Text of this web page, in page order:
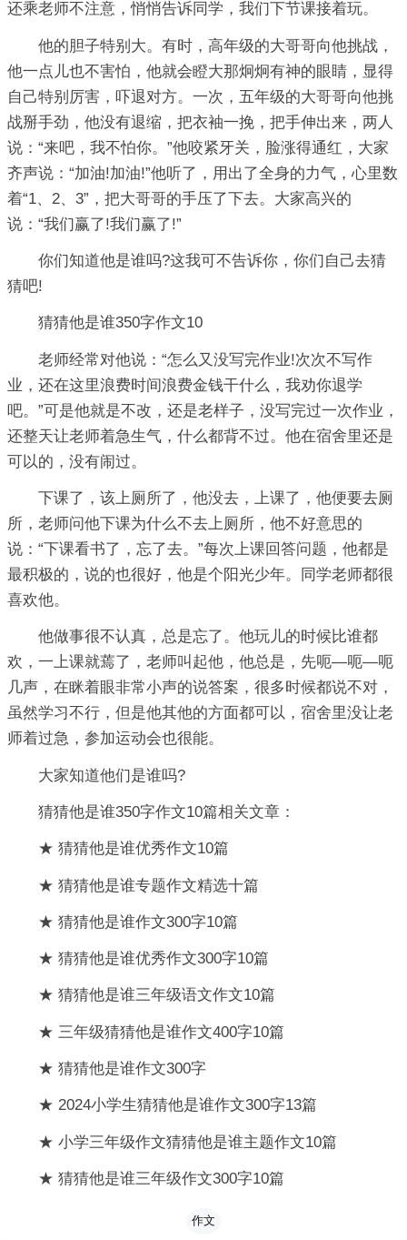
还乘老师不注意，悄悄告诉同学，我们下节课接着玩。
他的胆子特别大。有时，高年级的大哥哥向他挑战，
他一点儿也不害怕，他就会瞪大那炯炯有神的眼睛，显得
自己特别厉害，吓退对方。一次，五年级的大哥哥向他挑
战掰手劲，他没有退缩，把衣袖一挽，把手伸出来，两人
说：“来吧，我不怕你。”他咬紧牙关，脸涨得通红，大家
齐声说：“加油!加油!”他听了，用出了全身的力气，心里数
着“1、2、3”，把大哥哥的手压了下去。大家高兴的
说：“我们赢了!我们赢了!”
你们知道他是谁吗?这我可不告诉你，你们自己去猜
猜吧!
猜猜他是谁350字作文10
老师经常对他说：“怎么又没写完作业!次次不写作
业，还在这里浪费时间浪费金钱干什么，我劝你退学
吧。”可是他就是不改，还是老样子，没写完过一次作业，
还整天让老师着急生气，什么都背不过。他在宿舍里还是
可以的，没有闹过。
下课了，该上厕所了，他没去，上课了，他便要去厕
所，老师问他下课为什么不去上厕所，他不好意思的
说：“下课看书了，忘了去。”每次上课回答问题，他都是
最积极的，说的也很好，他是个阳光少年。同学老师都很
喜欢他。
他做事很不认真，总是忘了。他玩儿的时候比谁都
欢，一上课就蔫了，老师叫起他，他总是，先呃—呃—呃
几声，在眯着眼非常小声的说答案，很多时候都说不对，
虽然学习不行，但是他其他的方面都可以，宿舍里没让老
师着过急，参加运动会也很能。
大家知道他们是谁吗?
猜猜他是谁350字作文10篇相关文章：
★ 猜猜他是谁优秀作文10篇
★ 猜猜他是谁专题作文精选十篇
★ 猜猜他是谁作文300字10篇
★ 猜猜他是谁优秀作文300字10篇
★ 猜猜他是谁三年级语文作文10篇
★ 三年级猜猜他是谁作文400字10篇
★ 猜猜他是谁作文300字
★ 2024小学生猜猜他是谁作文300字13篇
★ 小学三年级作文猜猜他是谁主题作文10篇
★ 猜猜他是谁三年级作文300字10篇
作文